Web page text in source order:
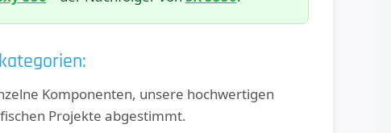
Komponenten, unsere hochwertigen
Projekte abgestimmt.